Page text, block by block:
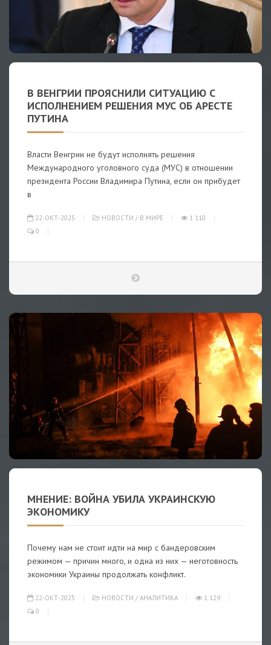
В ВЕНГРИИ ПРОЯСНИЛИ СИТУАЦИЮ С
ИСПОЛНЕНИЕМ РЕШЕНИЯ МУС ОБ АРЕСТЕ
ПУТИНА
Власти Венгрии не будут исполнять решения
Международного уголовного суда (МУС) в отношении
президента России Владимира Путина, если он прибудет
в
22-ОКТ-2025 НОВОСТИ / В МИРЕ
1 110
0
МНЕНИЕ: ВОЙНА УБИЛА УКРАИНСКУЮ
ЭКОНОМИКУ
Почему нам не стоит идти на мир с бандеровским
режимом — причин много, и одна из них — неготовность
экономики Украины продолжать конфликт.
22-ОКТ-2025 НОВОСТИ / АНАЛИТИКА
1 129
0